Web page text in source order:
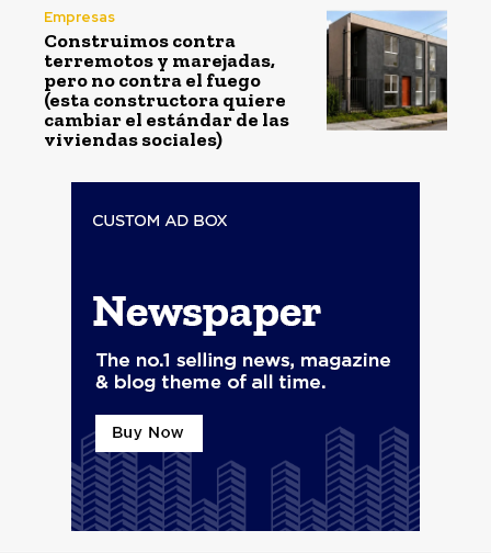
Empresas
Construimos contra
terremotos y marejadas,
pero no contra el fuego
(esta constructora quiere
cambiar el estándar de las
viviendas sociales)